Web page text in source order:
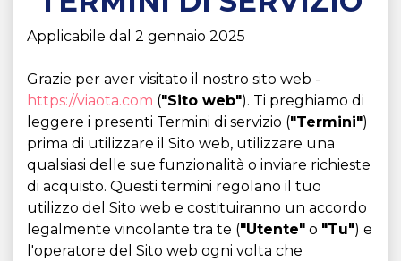
Applicabile dal 2 gennaio 2025
Grazie per aver visitato il nostro sito web -
https://viaota.com ("Sito web"). Ti preghiamo di
leggere i presenti Termini di servizio ("Termini")
prima di utilizzare il Sito web, utilizzare una
qualsiasi delle sue funzionalità o inviare richieste
di acquisto. Questi termini regolano il tuo
utilizzo del Sito web e costituiranno un accordo
legalmente vincolante tra te ("Utente" o "Tu") e
l'operatore del Sito web ogni volta che